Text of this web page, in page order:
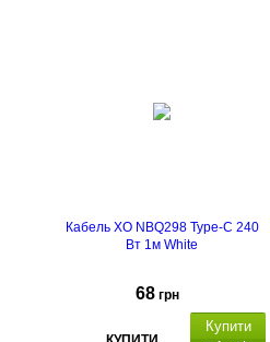
Кабель XO NBQ298 Type-C 240
Вт 1м White
68 грн
Купити